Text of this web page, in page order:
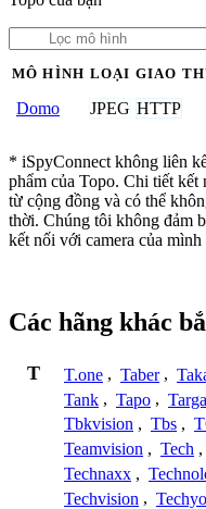
MÔ HÌNH LOẠI GIAO
Domo JPEG HTTP
* iSpyConnect không liên
phẩm của Topo. Chi tiết
từ cộng đồng và có thể
thời. Chúng tôi không đảm
kết nối với camera của
Các hãng khác
T T.one , Taber ,
Tank , Tapo , Targa
Tbkvision , Tbs ,
Teamvision , Tech ,
Technaxx ,
Techvision , Techyo